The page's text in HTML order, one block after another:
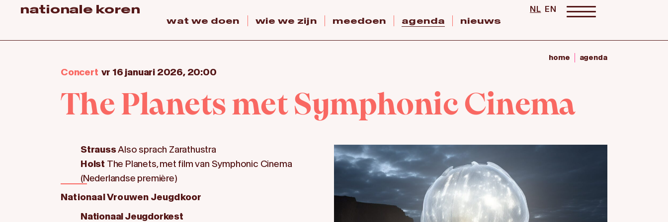
nationale koren
wat we doen wie we zijn meedoen agenda nieuws
NL EN
home agenda
Concert vr 16 januari 2026, 20:00
The Planets met Symphonic Cinema
StraussAlso sprach Zarathustra
Holst The Planets, met film van Symphonic Cinema
(Nederlandse première)
Nationaal Vrouwen Jeugdkoor
Nationaal Jeugdorkest